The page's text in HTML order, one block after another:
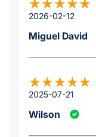
2026-02-12
Miguel David
2025-07-21
Wilson